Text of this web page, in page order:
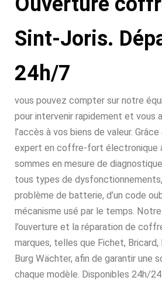
Sint-Joris.
24h/7
vous pouvez compter sur notre
pour intervenir rapidement et vous
l’accès à vos biens de valeur.
expert en coffre-fort électronique
sommes en mesure de
tous types de dysfonctionnements,
problème de batterie, d’un code
mécanisme usé par le temps.
l’ouverture et la réparation de
marques, telles que Fichet, Bricard,
Burg Wächter, afin de garantir une
chaque modèle. Disponibles 24h/